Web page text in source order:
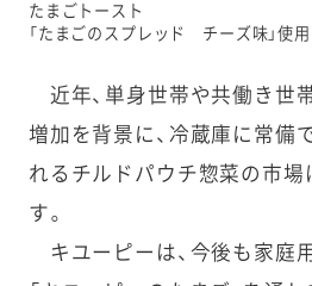
たまごトースト
「たまごのスプレッド チーズ味」使用
近年、単身世帯や共働き世
増加を背景に、冷蔵庫に常備
れるチルドパウチ惣菜の市場
す。
キユーピーは、今後も家庭